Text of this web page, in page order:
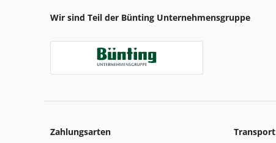
Wir sind Teil der Bünting Unternehmensgruppe
Zahlungsarten Transport